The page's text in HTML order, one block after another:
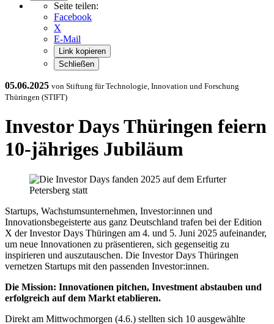
Seite teilen:
Facebook
X
E-Mail
Link kopieren
Schließen
05.06.2025 von Stiftung für Technologie, Innovation und Forschung
Thüringen (STIFT)
Investor Days Thüringen feiern
10-jähriges Jubiläum
Startups, Wachstumsunternehmen, Investor:innen und
Innovationsbegeisterte aus ganz Deutschland trafen bei der Edition
X der Investor Days Thüringen am 4. und 5. Juni 2025 aufeinander,
um neue Innovationen zu präsentieren, sich gegenseitig zu
inspirieren und auszutauschen. Die Investor Days Thüringen
vernetzen Startups mit den passenden Investor:innen.
Die Mission: Innovationen pitchen, Investment abstauben und
erfolgreich auf dem Markt etablieren.
Direkt am Mittwochmorgen (4.6.) stellten sich 10 ausgewählte